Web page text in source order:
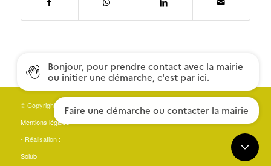
© Copyright - Mairie du Landreau (44) -
Mentions légales
- Réalisation :
Solub